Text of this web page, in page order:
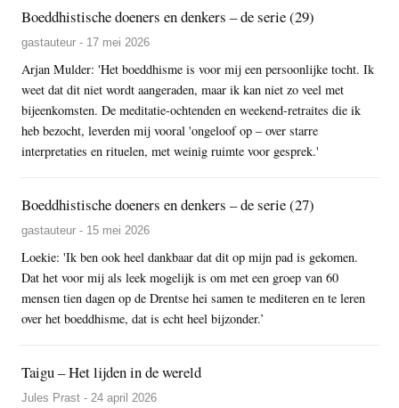
Boeddhistische doeners en denkers – de serie (29)
gastauteur - 17 mei 2026
Arjan Mulder: 'Het boeddhisme is voor mij een persoonlijke tocht. Ik
weet dat dit niet wordt aangeraden, maar ik kan niet zo veel met
bijeenkomsten. De meditatie-ochtenden en weekend-retraites die ik
heb bezocht, leverden mij vooral 'ongeloof op – over starre
interpretaties en rituelen, met weinig ruimte voor gesprek.'
Boeddhistische doeners en denkers – de serie (27)
gastauteur - 15 mei 2026
Loekie: 'Ik ben ook heel dankbaar dat dit op mijn pad is gekomen.
Dat het voor mij als leek mogelijk is om met een groep van 60
mensen tien dagen op de Drentse hei samen te mediteren en te leren
over het boeddhisme, dat is echt heel bijzonder.’
Taigu – Het lijden in de wereld
Jules Prast - 24 april 2026